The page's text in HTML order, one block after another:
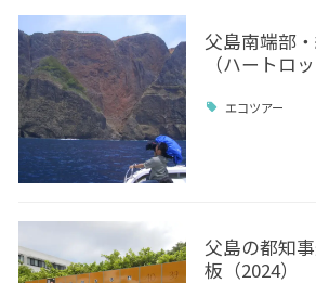
父島南端部
（ハートロ
エコツアー
父島の都知
板（2024）